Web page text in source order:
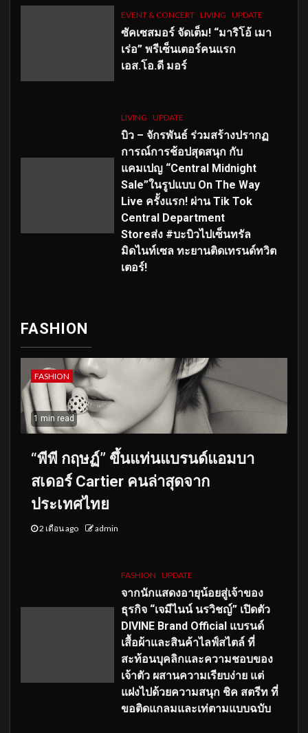
EVENT & CONCERT LIVING UPDATE
ซัคเซสมอร์ จัดเต็ม! “มาริโอ้ เมา
เร่อ” พรีเซ็นเตอร์คนแรก
เอส.โอ.ดี มอร์
LIVING UPDATE
บิว – จักรพันธ์ ร่วมสร้างปรากฏ
การณ์การช้อปสุดสนุก กับ
แคมเปญ “Central Midnight
Sale”ในรูปแบบ On The Way
Live ครั้งแรก! ผ่าน Tik Tok
Central Department
Storeส่ง #บะบิวไปเซ็นทรัล
มิดไนท์เซล ทะยานติดเทรนด์ทวิต
เตอร์!
FASHION
FASHION
1 min read
“พีพี กฤษฏ์” ขึ้นแท่นแบรนด์แอมบา
สเดอร์ Cartier คนล่าสุดจาก
ประเทศไทย
2 เดือน ago admin
FASHION UPDATE
จากนักแสดงอายุน้อยสู่เจ้าของ
ธุรกิจ “เจมีไนน์ นรวิชญ์” เปิดตัว
DIVINE Brand Official แบรนด์
เสื้อผ้าและสินค้าไลฟ์สไตล์ ที่
สะท้อนบุคลิกและความชอบของ
เจ้าตัว ผสานความเรียบง่าย แต่
แฝงไปด้วยความสนุก ชิค สตรีท ที่
ขอติดแกลมและเท่ตามแบบฉบับ